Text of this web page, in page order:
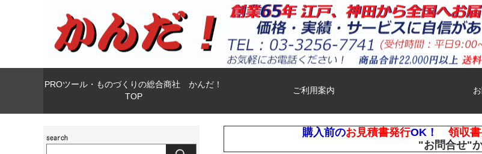
PROツール・ものづくりの総合商社 かんだ！
TOP
ご利用案内
購入前のお見積書発行OK！ 領収
"お問合せ"